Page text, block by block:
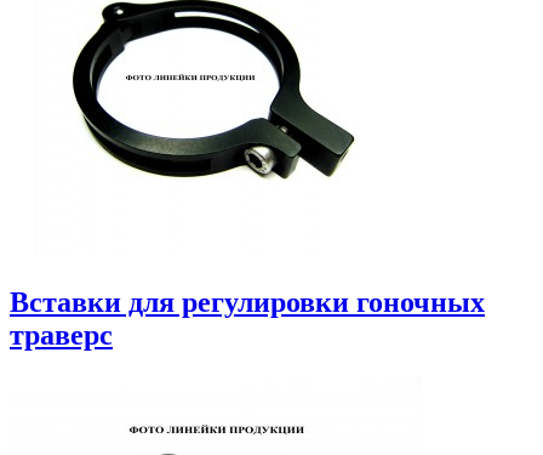
Вставки для регулировки гоночных
траверс